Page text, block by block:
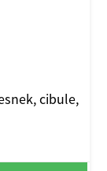
cibule,